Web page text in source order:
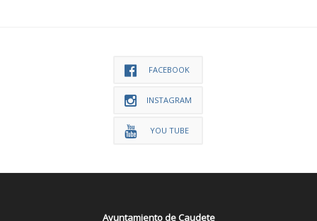
FACEBOOK
INSTAGRAM
YOU TUBE
Ayuntamiento de Caudete